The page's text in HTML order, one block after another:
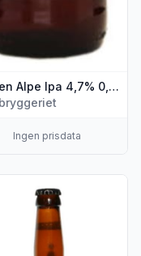
Slogen Alpe Ipa 4,7% 0,5l flaske
Ingen prisdata
Belgisk Blond 0,5l
detaljer for